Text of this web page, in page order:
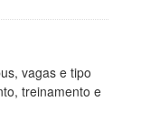
vagas e tipo
treinamento e